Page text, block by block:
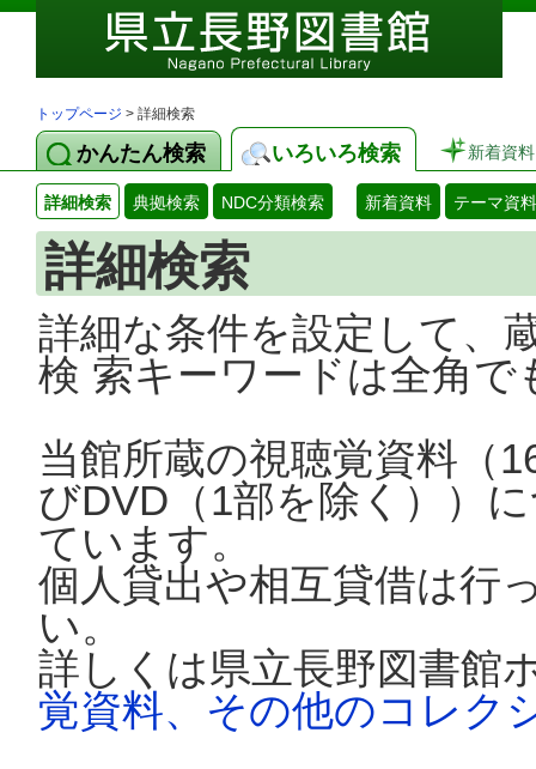
トップページ > 詳細検索
かんたん検索 いろいろ検索 新着資料
詳細検索 典拠検索 NDC分類検索 新着資料 テーマ資料
詳細検索
詳細な条件を設定して、
検 索キーワードは全角
当館所蔵の視聴覚資料（
びDVD（1部を除く））
ています。
個人貸出や相互貸借は行
い。
詳しくは県立長野図書館
覚資料、その他のコレク